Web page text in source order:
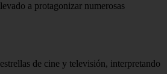
a protagonizar numerosas
de cine y televisión, interpretando